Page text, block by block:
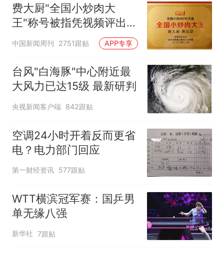
费大厨"全国小炒肉大
王"称号被指凭视频评出
官方回应
中国新闻周刊 2751跟贴 APP专享
台风"白海豚"中心附近最
大风力已达15级 最新研判
央视新闻客户端 842跟贴
空调24小时开着反而更省
电？电力部门回应
第一财经资讯 577跟贴
WTT横滨冠军赛：国乒男
单无缘八强
新华社 7跟贴